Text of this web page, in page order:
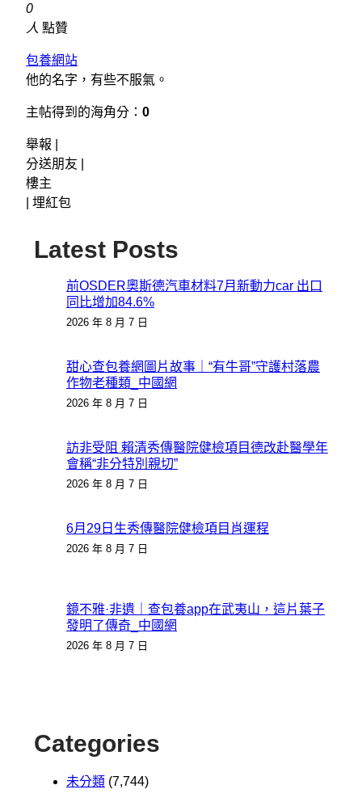
0
人 點贊
包養網站
他的名字，有些不服氣。
主帖得到的海角分： 0
舉報 |
分送朋友 |
樓主
埋紅包
Latest Posts
前OSDER奧斯德汽車材料7月新動力car 出口
同比增加84.6%
2026 年 8 月 7 日
甜心查包養網圖片故事｜“有牛哥”守護村落農
作物老種類_中國網
2026 年 8 月 7 日
訪非受阻 賴清秀傳醫院健檢項目德改赴醫學年
會稱“非分特別親切”
2026 年 8 月 7 日
6月29日生秀傳醫院健檢項目肖運程
2026 年 8 月 7 日
鏡不雅·非遺｜查包養app在武夷山，這片葉子
發明了傳奇_中國網
2026 年 8 月 7 日
Categories
未分類 (7,744)